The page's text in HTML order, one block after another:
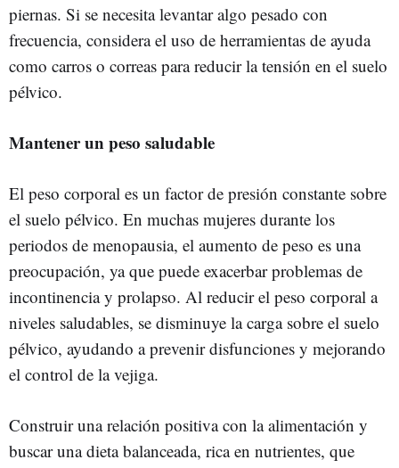
piernas. Si se necesita levantar algo pesado con
frecuencia, considera el uso de herramientas de ayuda
como carros o correas para reducir la tensión en el suelo
pélvico.
Mantener un peso saludable
El peso corporal es un factor de presión constante sobre
el suelo pélvico. En muchas mujeres durante los
periodos de menopausia, el aumento de peso es una
preocupación, ya que puede exacerbar problemas de
incontinencia y prolapso. Al reducir el peso corporal a
niveles saludables, se disminuye la carga sobre el suelo
pélvico, ayudando a prevenir disfunciones y mejorando
el control de la vejiga.
Construir una relación positiva con la alimentación y
buscar una dieta balanceada, rica en nutrientes, que